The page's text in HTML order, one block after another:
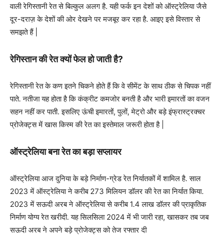
वाली रेगिस्तानी रेत से बिल्कुल अलग है. यही फर्क इन देशों को ऑस्ट्रेलिया जैसे
दूर-दराज़ के देशों की ओर देखने पर मजबूर कर रहा है. आइए इसे विस्तार से
समझते हैं |
रेगिस्तान की रेत क्यों फेल हो जाती है?
रेगिस्तानी रेत के कण इतने चिकने होते हैं कि वे सीमेंट के साथ ठीक से चिपक नहीं
पाते. नतीजा यह होता है कि कंक्रीट कमजोर बनती है और भारी इमारतों का वजन
सहन नहीं कर पाती. इसलिए ऊंची इमारतों, पुलों, मेट्रो और बड़े इंफ्रास्ट्रक्चर
प्रोजेक्ट्स में खास किस्म की रेत का इस्तेमाल जरूरी होता है |
ऑस्ट्रेलिया बना रेत का बड़ा सप्लायर
ऑस्ट्रेलिया आज दुनिया के बड़े निर्माण-ग्रेड रेत निर्यातकों में शामिल है. साल
2023 में ऑस्ट्रेलिया ने करीब 273 मिलियन डॉलर की रेत का निर्यात किया.
2023 में सऊदी अरब ने ऑस्ट्रेलिया से करीब 1.4 लाख डॉलर की प्राकृतिक
निर्माण योग्य रेत खरीदी. यह सिलसिला 2024 में भी जारी रहा, खासकर तब जब
सऊदी अरब ने अपने बड़े प्रोजेक्ट्स को तेज रफ्तार दी